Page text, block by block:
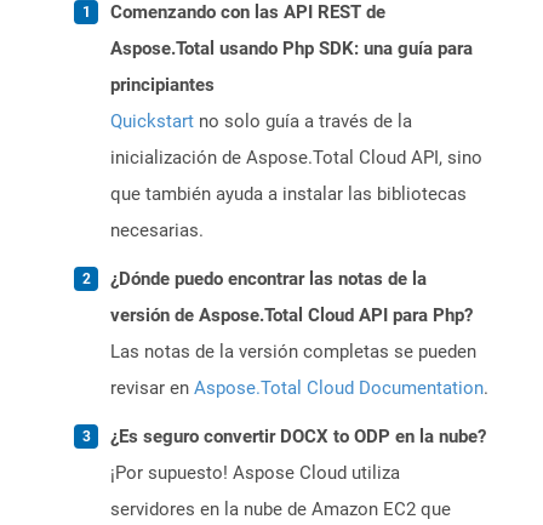
Comenzando con las API REST de
Aspose.Total usando Php SDK: una guía para
principiantes
Quickstart no solo guía a través de la
inicialización de Aspose.Total Cloud API, sino
que también ayuda a instalar las bibliotecas
necesarias.
¿Dónde puedo encontrar las notas de la
versión de Aspose.Total Cloud API para Php?
Las notas de la versión completas se pueden
revisar en Aspose.Total Cloud Documentation.
¿Es seguro convertir DOCX to ODP en la nube?
¡Por supuesto! Aspose Cloud utiliza
servidores en la nube de Amazon EC2 que